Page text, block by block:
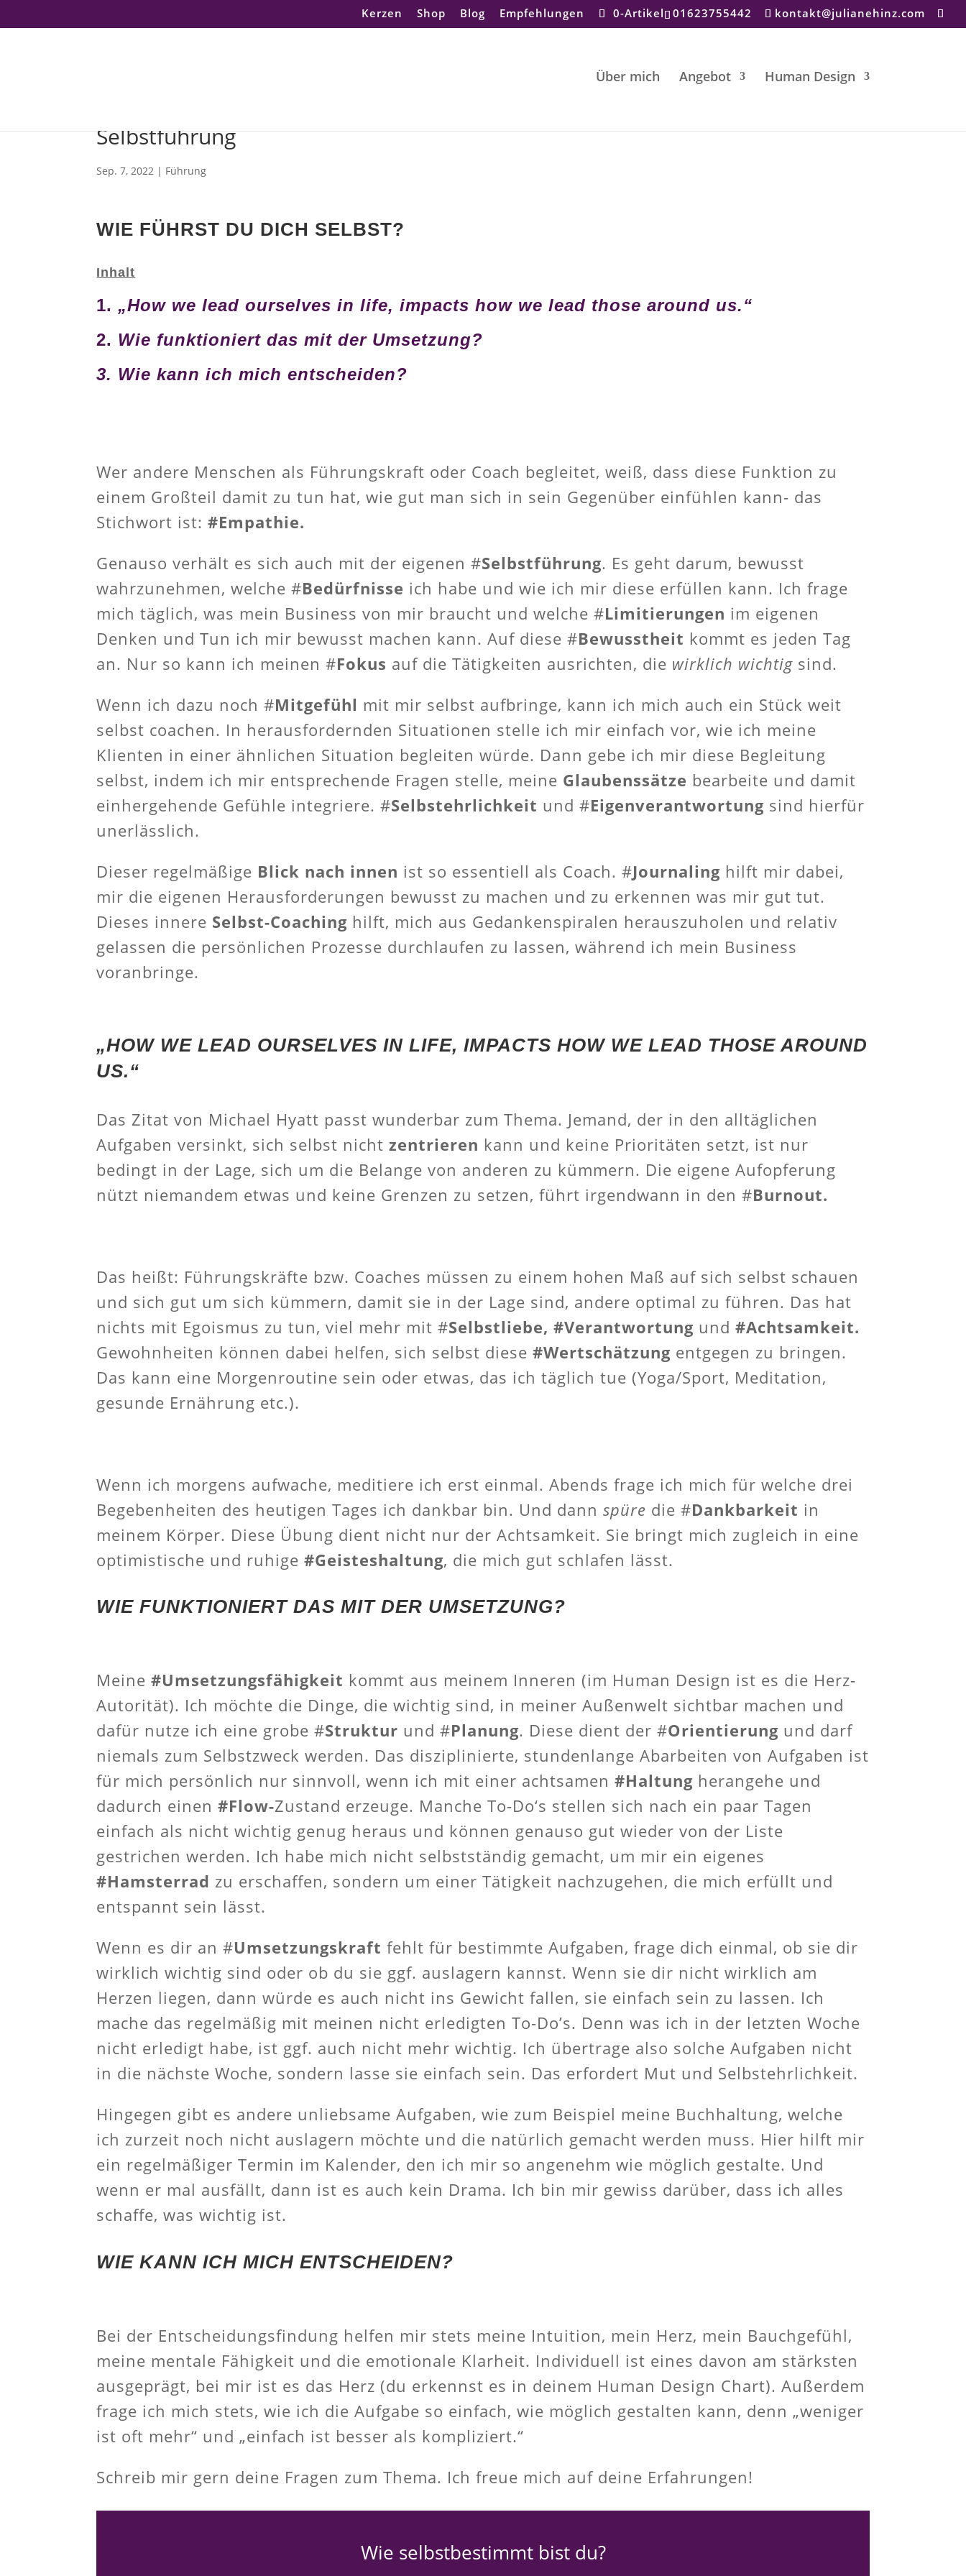
01623755442 kontakt@julianehinz.com
Kerzen Shop Blog Empfehlungen 0-Artikel
Über mich Angebot Human Design
Selbstführung
Sep. 7, 2022 | Führung
WIE FÜHRST DU DICH SELBST?
Inhalt
1. „How we lead ourselves in life, impacts how we lead those around us.“
2. Wie funktioniert das mit der Umsetzung?
3. Wie kann ich mich entscheiden?
Wer andere Menschen als Führungskraft oder Coach begleitet, weiß, dass diese Funktion zu
einem Großteil damit zu tun hat, wie gut man sich in sein Gegenüber einfühlen kann- das
Stichwort ist:#Empathie.
Genauso verhält es sich auch mit der eigenen #Selbstführung. Es geht darum, bewusst
wahrzunehmen, welche #Bedürfnisse ich habe und wie ich mir diese erfüllen kann. Ich frage
mich täglich, was mein Business von mir braucht und welche #Limitierungen im eigenen
Denken und Tun ich mir bewusst machen kann. Auf diese #Bewusstheit kommt es jeden Tag
an. Nur so kann ich meinen #Fokus auf die Tätigkeiten ausrichten, die wirklich wichtig sind.
Wenn ich dazu noch #Mitgefühl mit mir selbst aufbringe, kann ich mich auch ein Stück weit
selbst coachen. In herausfordernden Situationen stelle ich mir einfach vor, wie ich meine
Klienten in einer ähnlichen Situation begleiten würde. Dann gebe ich mir diese Begleitung
selbst, indem ich mir entsprechende Fragen stelle, meine Glaubenssätze bearbeite und damit
einhergehende Gefühle integriere. #Selbstehrlichkeit und #Eigenverantwortung sind hierfür
unerlässlich.
Dieser regelmäßige Blick nach innen ist so essentiell als Coach. #Journaling hilft mir dabei,
mir die eigenen Herausforderungen bewusst zu machen und zu erkennen was mir gut tut.
Dieses innere Selbst-Coaching hilft, mich aus Gedankenspiralen herauszuholen und relativ
gelassen die persönlichen Prozesse durchlaufen zu lassen, während ich mein Business
voranbringe.
„HOW WE LEAD OURSELVES IN LIFE, IMPACTS HOW WE LEAD THOSE AROUND
US.“
Das Zitat von Michael Hyatt passt wunderbar zum Thema. Jemand, der in den alltäglichen
Aufgaben versinkt, sich selbst nichtzentrieren kann und keine Prioritäten setzt, ist nur
bedingt in der Lage, sich um die Belange von anderen zu kümmern. Die eigene Aufopferung
nützt niemandem etwas und keine Grenzen zu setzen, führt irgendwann in den #Burnout.
Das heißt: Führungskräfte bzw. Coaches müssen zu einem hohen Maß auf sich selbst schauen
und sich gut um sich kümmern, damit sie in der Lage sind, andere optimal zu führen. Das hat
nichts mit Egoismus zu tun, viel mehr mit #Selbstliebe, #Verantwortung und #Achtsamkeit.
Gewohnheiten können dabei helfen, sich selbst diese#Wertschätzung entgegen zu bringen.
Das kann eine Morgenroutine sein oder etwas, das ich täglich tue (Yoga/Sport, Meditation,
gesunde Ernährung etc.).
Wenn ich morgens aufwache, meditiere ich erst einmal. Abends frage ich mich für welche drei
Begebenheiten des heutigen Tages ich dankbar bin. Und dannspüre die #Dankbarkeit in
meinem Körper. Diese Übung dient nicht nur der Achtsamkeit. Sie bringt mich zugleich in eine
optimistische und ruhige#Geisteshaltung, die mich gut schlafen lässt.
WIE FUNKTIONIERT DAS MIT DER UMSETZUNG?
Meine#Umsetzungsfähigkeit kommt aus meinem Inneren (im Human Design ist es die Herz-
Autorität). Ich möchte die Dinge, die wichtig sind, in meiner Außenwelt sichtbar machen und
dafür nutze ich eine grobe #Struktur und #Planung. Diese dient der #Orientierung und darf
niemals zum Selbstzweck werden. Das disziplinierte, stundenlange Abarbeiten von Aufgaben ist
für mich persönlich nur sinnvoll, wenn ich mit einer achtsamen #Haltung herangehe und
dadurch einen#Flow-Zustand erzeuge. Manche To-Do‘s stellen sich nach ein paar Tagen
einfach als nicht wichtig genug heraus und können genauso gut wieder von der Liste
gestrichen werden. Ich habe mich nicht selbstständig gemacht, um mir ein eigenes
#Hamsterrad zu erschaffen, sondern um einer Tätigkeit nachzugehen, die mich erfüllt und
entspannt sein lässt.
Wenn es dir an #Umsetzungskraft fehlt für bestimmte Aufgaben, frage dich einmal, ob sie dir
wirklich wichtig sind oder ob du sie ggf. auslagern kannst. Wenn sie dir nicht wirklich am
Herzen liegen, dann würde es auch nicht ins Gewicht fallen, sie einfach sein zu lassen. Ich
mache das regelmäßig mit meinen nicht erledigten To-Do’s. Denn was ich in der letzten Woche
nicht erledigt habe, ist ggf. auch nicht mehr wichtig. Ich übertrage also solche Aufgaben nicht
in die nächste Woche, sondern lasse sie einfach sein. Das erfordert Mut und Selbstehrlichkeit.
Hingegen gibt es andere unliebsame Aufgaben, wie zum Beispiel meine Buchhaltung, welche
ich zurzeit noch nicht auslagern möchte und die natürlich gemacht werden muss. Hier hilft mir
ein regelmäßiger Termin im Kalender, den ich mir so angenehm wie möglich gestalte. Und
wenn er mal ausfällt, dann ist es auch kein Drama. Ich bin mir gewiss darüber, dass ich alles
schaffe, was wichtig ist.
WIE KANN ICH MICH ENTSCHEIDEN?
Bei der Entscheidungsfindung helfen mir stets meine Intuition, mein Herz, mein Bauchgefühl,
meine mentale Fähigkeit und die emotionale Klarheit. Individuell ist eines davon am stärksten
ausgeprägt, bei mir ist es das Herz (du erkennst es in deinem Human Design Chart). Außerdem
frage ich mich stets, wie ich die Aufgabe so einfach, wie möglich gestalten kann, denn „weniger
ist oft mehr“ und „einfach ist besser als kompliziert.“
Schreib mir gern deine Fragen zum Thema. Ich freue mich auf deine Erfahrungen!
Wie selbstbestimmt bist du?